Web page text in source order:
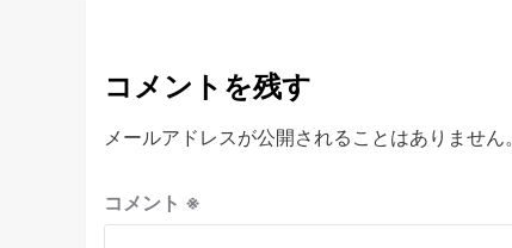
コメントを残す
メールアドレスが公開されることはありません。
コメント ※